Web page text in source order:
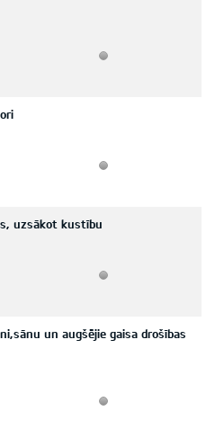
uzsākot kustību
un augšējie gaisa drošības